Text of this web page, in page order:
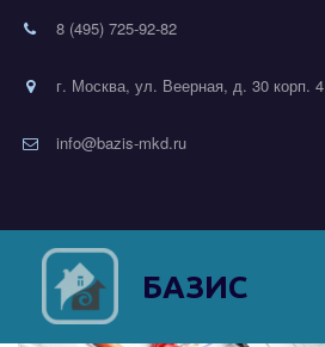
8 (495) 725-92-82
г. Москва, ул. Веерная, д. 30 корп. 4
info@bazis-mkd.ru
БАЗИС